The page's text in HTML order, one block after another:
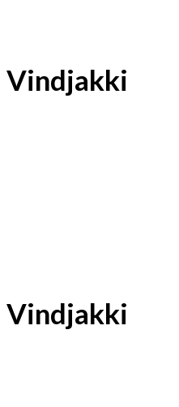
Vindjakki
Vindjakki